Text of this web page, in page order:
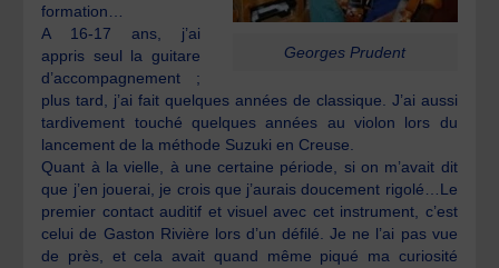
Georges Prudent
formation…
A 16-17 ans, j’ai
appris seul la guitare
d’accompagnement ;
plus tard, j’ai fait quelques années de classique. J’ai aussi
tardivement touché quelques années au violon lors du
lancement de la méthode Suzuki en Creuse.
Quant à la vielle, à une certaine période, si on m’avait dit
que j’en jouerai, je crois que j’aurais doucement rigolé…Le
premier contact auditif et visuel avec cet instrument, c’est
celui de Gaston Rivière lors d’un défilé. Je ne l’ai pas vue
de près, et cela avait quand même piqué ma curiosité